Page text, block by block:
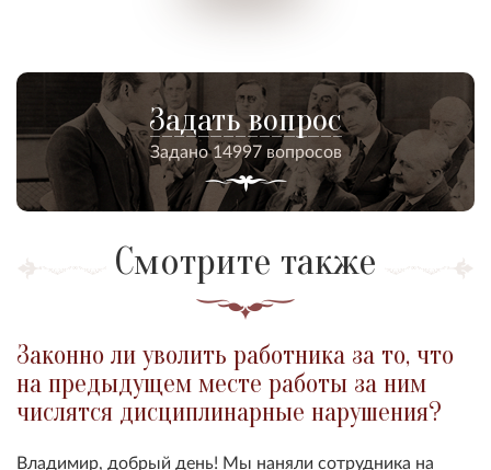
Задать вопрос
Задано 14997 вопросов
Смотрите также
Законно ли уволить работника за то, что
на предыдущем месте работы за ним
числятся дисциплинарные нарушения?
Владимир, добрый день! Мы наняли сотрудника на